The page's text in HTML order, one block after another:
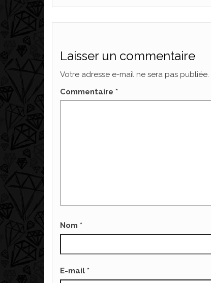
Laisser un commentaire
Votre adresse e-mail ne sera pas publiée.
Commentaire *
Nom *
E-mail *